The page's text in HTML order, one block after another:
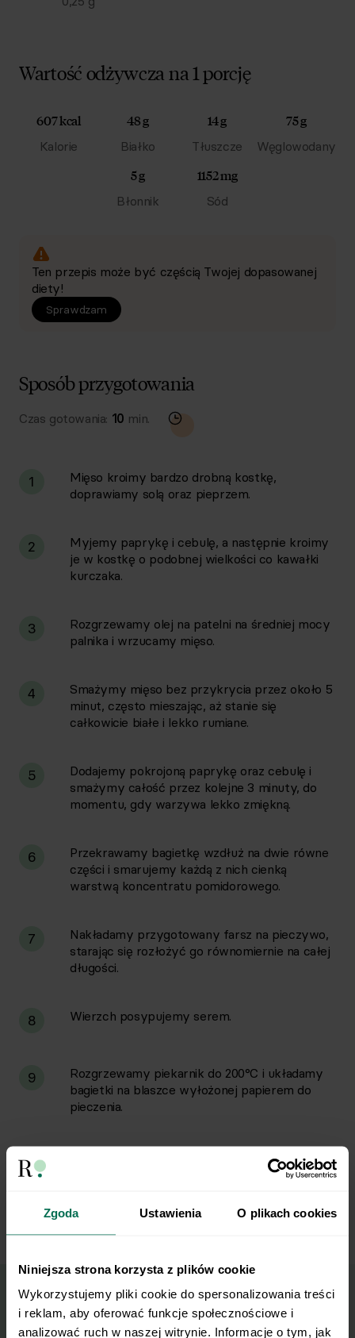
Zgoda Ustawienia O plikach cookies
Niniejsza strona korzysta z plików cookie
Wykorzystujemy pliki cookie do spersonalizowania treści
i reklam, aby oferować funkcje społecznościowe i
analizować ruch w naszej witrynie. Informacje o tym, jak
Wartość odżywcza na 1 porcję
607 kcal
Kalorie
48 g
Białko
14 g
Tłuszcze
75 g
Węglowodany
5 g
Błonnik
1152 mg
Sód
Ten przepis może być częścią Twojej dopasowanej
diety!
Sprawdzam
Sposób przygotowania
Czas gotowania: 10 min.
1
Mięso kroimy bardzo drobną kostkę,
doprawiamy solą oraz pieprzem.
2
Myjemy paprykę i cebulę, a następnie kroimy
je w kostkę o podobnej wielkości co kawałki
kurczaka.
3
Rozgrzewamy olej na patelni na średniej mocy
palnika i wrzucamy mięso.
4
Smażymy mięso bez przykrycia przez około 5
minut, często mieszając, aż stanie się
całkowicie białe i lekko rumiane.
5
Dodajemy pokrojoną paprykę oraz cebulę i
smażymy całość przez kolejne 3 minuty, do
momentu, gdy warzywa lekko zmiękną.
6
Przekrawamy bagietkę wzdłuż na dwie równe
części i smarujemy każdą z nich cienką
warstwą koncentratu pomidorowego.
7
Nakładamy przygotowany farsz na pieczywo,
starając się rozłożyć go równomiernie na całej
długości.
8 Wierzch posypujemy serem.
9
Rozgrzewamy piekarnik do 200°C i układamy
bagietki na blaszce wyłożonej papierem do
pieczenia.
10
Zapiekamy bez przykrycia przez około 8–10
minut, aż ser całkowicie się rozpuści i zacznie
się wyraźnie chrupiące.
Wyślij przepis na e-mail